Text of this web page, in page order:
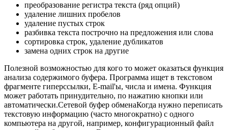
преобразование регистра текста (ряд опций)
удаление лишних пробелов
удаление пустых строк
разбивка текста построчно на предложения или слова
сортировка строк, удаление дубликатов
замена одних строк на другие
Полезной возможностью для кого то может оказаться функция
анализа содержимого буфера. Программа ищет в текстовом
фрагменте гиперссылки, E-mail'ы, числа и имена. Функция
может работать принудительно, по нажатию кнопки или
автоматически.Сетевой буфер обменаКогда нужно переписать
текстовую информацию (часто многократно) с одного
компьютера на другой, например, конфигурационный файл